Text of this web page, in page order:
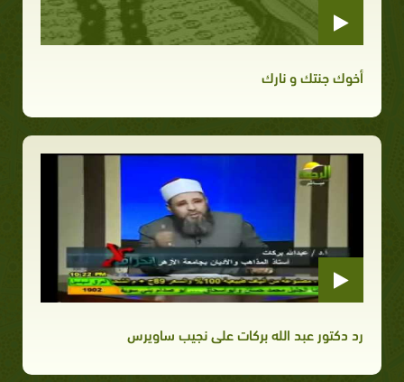
أخوك جنتك و نارك
رد دكتور عبد الله بركات على نجيب ساويرس